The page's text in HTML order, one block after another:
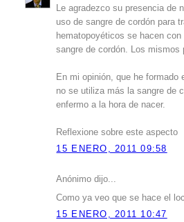
Le agradezco su presencia de
uso de sangre de cordón para
hematopoyéticos se hacen
sangre de cordón. Los mismos
En mi opinión, que he
no se utiliza más la sangre de
enfermo a la hora de nacer.
Reflexione sobre este aspecto
15 ENERO, 2011 09:58
Anónimo dijo...
Como ya veo que se hace el
15 ENERO, 2011 10:47